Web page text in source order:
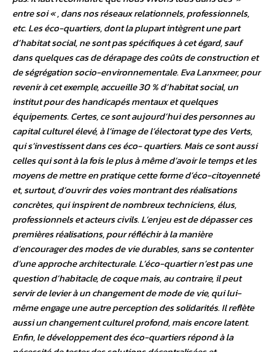
entre soi « , dans nos réseaux relationnels, professionnels,
etc. Les éco-quartiers, dont la plupart intègrent une part
d’habitat social, ne sont pas spécifiques à cet égard, sauf
dans quelques cas de dérapage des coûts de construction et
de ségrégation socio-environnementale. Eva Lanxmeer, pour
revenir à cet exemple, accueille 30 % d’habitat social, un
institut pour des handicapés mentaux et quelques
équipements. Certes, ce sont aujourd’hui des personnes au
capital culturel élevé, à l’image de l’électorat type des Verts,
qui s’investissent dans ces éco- quartiers. Mais ce sont aussi
celles qui sont à la fois le plus à même d’avoir le temps et les
moyens de mettre en pratique cette forme d’éco-citoyenneté
et, surtout, d’ouvrir des voies montrant des réalisations
concrètes, qui inspirent de nombreux techniciens, élus,
professionnels et acteurs civils. L’enjeu est de dépasser ces
premières réalisations, pour réfléchir à la manière
d’encourager des modes de vie durables, sans se contenter
d’une approche architecturale. L’éco-quartier n’est pas une
question d’habitacle, de coque mais, au contraire, il peut
servir de levier à un changement de mode de vie, qui lui-
même engage une autre perception des solidarités. Il reflète
aussi un changement culturel profond, mais encore latent.
Enfin, le développement des éco-quartiers répond à la